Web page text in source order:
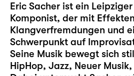
Eric Sacher ist ein
Komponist, der mit
Klangverfremdungen und
Schwerpunkt auf
Seine Musik bewegt sich
HipHop, Jazz, Neuer